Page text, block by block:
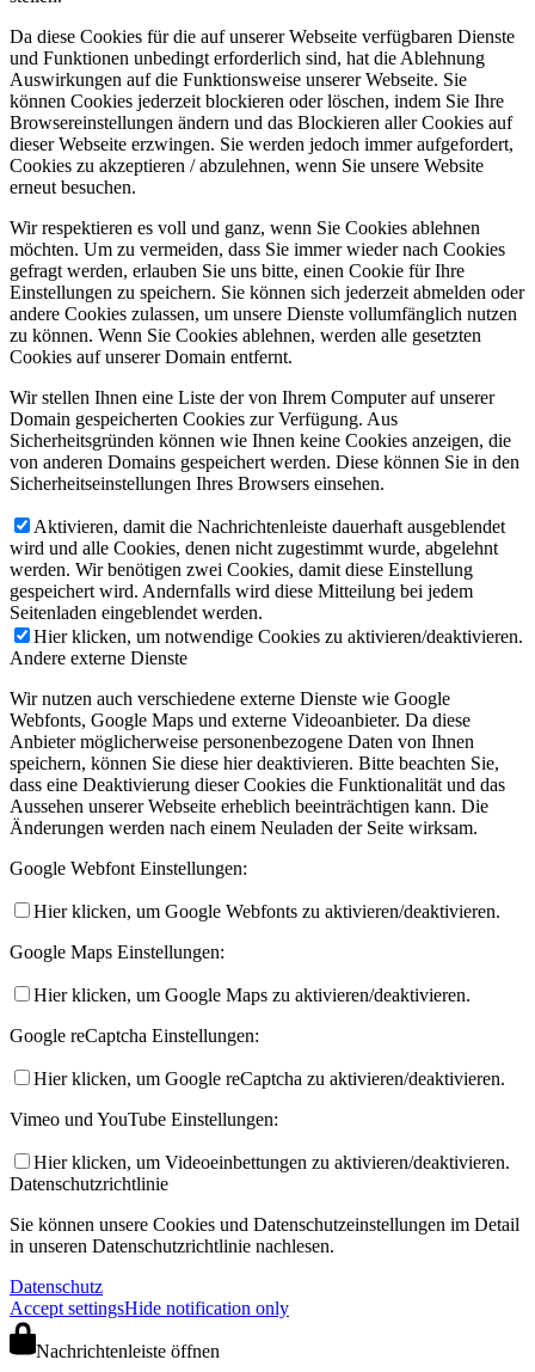
Da diese Cookies für die auf unserer Webseite verfügbaren Dienste
und Funktionen unbedingt erforderlich sind, hat die Ablehnung
Auswirkungen auf die Funktionsweise unserer Webseite. Sie
können Cookies jederzeit blockieren oder löschen, indem Sie Ihre
Browsereinstellungen ändern und das Blockieren aller Cookies auf
dieser Webseite erzwingen. Sie werden jedoch immer aufgefordert,
Cookies zu akzeptieren / abzulehnen, wenn Sie unsere Website
erneut besuchen.
Wir respektieren es voll und ganz, wenn Sie Cookies ablehnen
möchten. Um zu vermeiden, dass Sie immer wieder nach Cookies
gefragt werden, erlauben Sie uns bitte, einen Cookie für Ihre
Einstellungen zu speichern. Sie können sich jederzeit abmelden oder
andere Cookies zulassen, um unsere Dienste vollumfänglich nutzen
zu können. Wenn Sie Cookies ablehnen, werden alle gesetzten
Cookies auf unserer Domain entfernt.
Wir stellen Ihnen eine Liste der von Ihrem Computer auf unserer
Domain gespeicherten Cookies zur Verfügung. Aus
Sicherheitsgründen können wie Ihnen keine Cookies anzeigen, die
von anderen Domains gespeichert werden. Diese können Sie in den
Sicherheitseinstellungen Ihres Browsers einsehen.
Aktivieren, damit die Nachrichtenleiste dauerhaft ausgeblendet
wird und alle Cookies, denen nicht zugestimmt wurde, abgelehnt
werden. Wir benötigen zwei Cookies, damit diese Einstellung
gespeichert wird. Andernfalls wird diese Mitteilung bei jedem
Seitenladen eingeblendet werden.
Hier klicken, um notwendige Cookies zu aktivieren/deaktivieren.
Andere externe Dienste
Wir nutzen auch verschiedene externe Dienste wie Google
Webfonts, Google Maps und externe Videoanbieter. Da diese
Anbieter möglicherweise personenbezogene Daten von Ihnen
speichern, können Sie diese hier deaktivieren. Bitte beachten Sie,
dass eine Deaktivierung dieser Cookies die Funktionalität und das
Aussehen unserer Webseite erheblich beeinträchtigen kann. Die
Änderungen werden nach einem Neuladen der Seite wirksam.
Google Webfont Einstellungen:
Hier klicken, um Google Webfonts zu aktivieren/deaktivieren.
Google Maps Einstellungen:
Hier klicken, um Google Maps zu aktivieren/deaktivieren.
Google reCaptcha Einstellungen:
Hier klicken, um Google reCaptcha zu aktivieren/deaktivieren.
Vimeo und YouTube Einstellungen:
Hier klicken, um Videoeinbettungen zu aktivieren/deaktivieren.
Datenschutzrichtlinie
Sie können unsere Cookies und Datenschutzeinstellungen im Detail
in unseren Datenschutzrichtlinie nachlesen.
Datenschutz
Accept settingsHide notification only
Nachrichtenleiste öffnen